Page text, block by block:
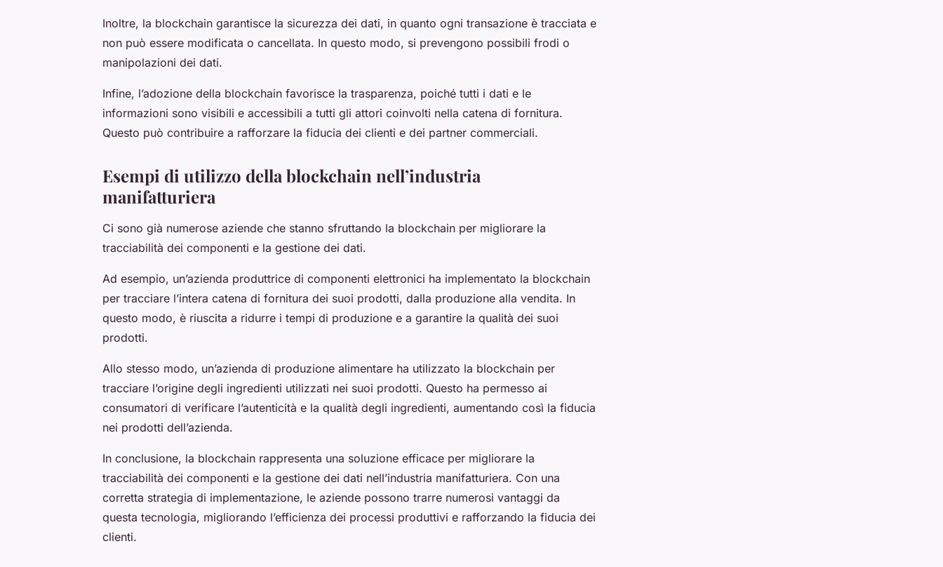
Inoltre, la blockchain garantisce la sicurezza dei dati, in quanto ogni transazione è tracciata e
non può essere modificata o cancellata. In questo modo, si prevengono possibili frodi o
manipolazioni dei dati.
Infine, l’adozione della blockchain favorisce la trasparenza, poiché tutti i dati e le
informazioni sono visibili e accessibili a tutti gli attori coinvolti nella catena di fornitura.
Questo può contribuire a rafforzare la fiducia dei clienti e dei partner commerciali.
Esempi di utilizzo della blockchain nell’industria
manifatturiera
Ci sono già numerose aziende che stanno sfruttando la blockchain per migliorare la
tracciabilità dei componenti e la gestione dei dati.
Ad esempio, un’azienda produttrice di componenti elettronici ha implementato la blockchain
per tracciare l’intera catena di fornitura dei suoi prodotti, dalla produzione alla vendita. In
questo modo, è riuscita a ridurre i tempi di produzione e a garantire la qualità dei suoi
prodotti.
Allo stesso modo, un’azienda di produzione alimentare ha utilizzato la blockchain per
tracciare l’origine degli ingredienti utilizzati nei suoi prodotti. Questo ha permesso ai
consumatori di verificare l’autenticità e la qualità degli ingredienti, aumentando così la fiducia
nei prodotti dell’azienda.
In conclusione, la blockchain rappresenta una soluzione efficace per migliorare la
tracciabilità dei componenti e la gestione dei dati nell’industria manifatturiera. Con una
corretta strategia di implementazione, le aziende possono trarre numerosi vantaggi da
questa tecnologia, migliorando l’efficienza dei processi produttivi e rafforzando la fiducia dei
clienti.